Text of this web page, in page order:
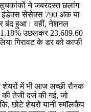
ने जबरदस्त छलांग
इंडेक्स सेंसेक्स 790 अंक या
बंद हुआ। वहीं, नेशनल
उछलकर 23,689.60
गिरावट के डर को काफी
शेयरों में भी आज अच्छी रौनक
तेजी दर्ज की गई, जो
छोटे शेयरों यानी स्मॉलकैप